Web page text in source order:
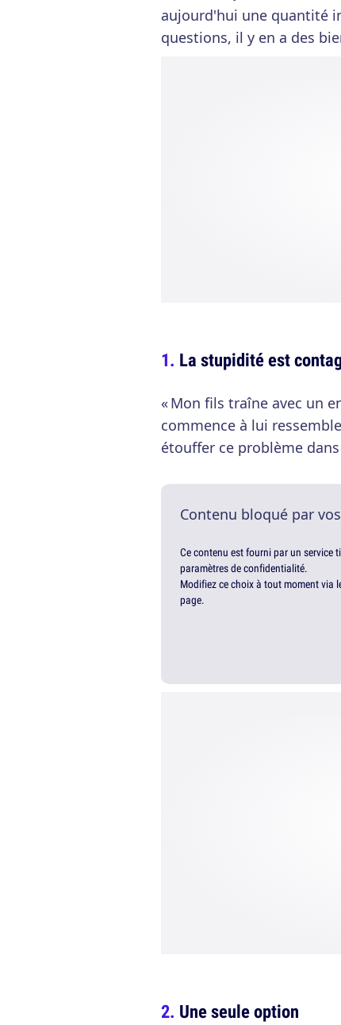
aujourd'hui une quantité
questions, il y en a des
La stupidité est
« Mon fils traîne avec un
commence à lui
étouffer ce problème
Contenu bloqué par
Ce contenu est fourni par un service
paramètres de confidentialité.
Modifiez ce choix à tout moment via
page.
Une seule option